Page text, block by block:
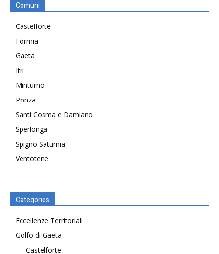
Comuni
Castelforte
Formia
Gaeta
Itri
Minturno
Ponza
Santi Cosma e Damiano
Sperlonga
Spigno Saturnia
Ventotene
Categories
Eccellenze Territoriali
Golfo di Gaeta
Castelforte